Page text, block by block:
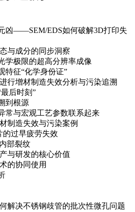
凶——SEM/EDS如何破解3D打印失
与成分的同步洞察
学极限的超高分辨率成像
特征“化学身份证”
行增材制造失效分析与污染追溯
后时刻”
到根源
常与宏观工艺参数联系起来
制造失效与污染案例
的过早疲劳失效
部裂纹
与研发的核心价值
的协同使用
解决不锈钢歧管的批次性微孔问题